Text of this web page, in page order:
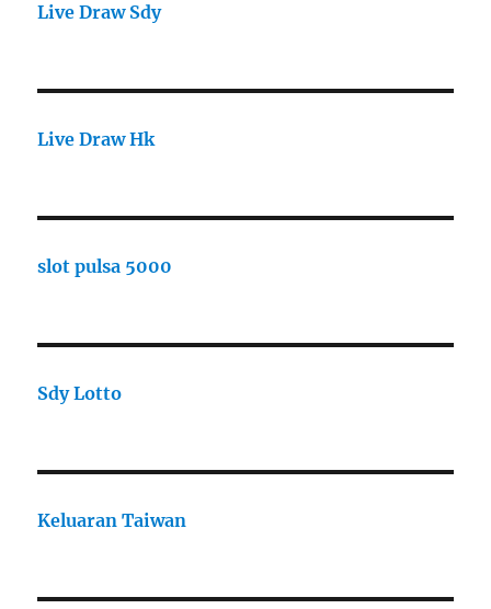
Live Draw Sdy
Live Draw Hk
slot pulsa 5000
Sdy Lotto
Keluaran Taiwan